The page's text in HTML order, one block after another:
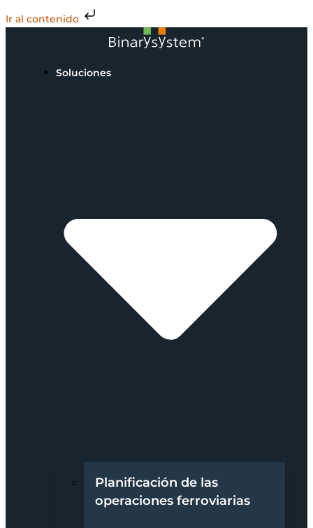
Ir al contenido
Soluciones
Planificación de las
operaciones ferroviarias